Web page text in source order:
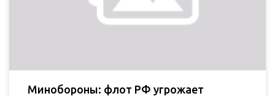
Минобороны: флот РФ угрожает